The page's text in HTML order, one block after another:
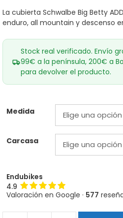
La cubierta Schwalbe Big Betty
enduro, all mountain y descenso
Stock real verificado. Envío
99€ a la península, 200€ a
para devolver el producto.
Medida
Carcasa
Endubikes
4.9
Valoración en Google · 577